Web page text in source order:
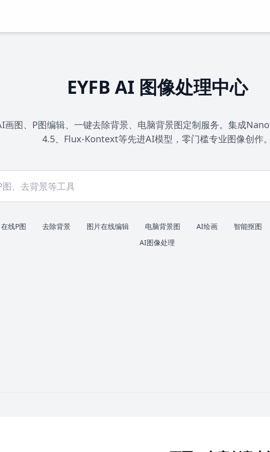
EYFB AI 图像处理中心
画图、P图编辑、一键去除背景、电脑背景图定制服务。集成
4.5、Flux-Kontext等先进AI模型，零门槛专业图像创作。
在线P图 去除背景 图片在线编辑 电脑背景图 AI绘画 智能抠图
AI图像处理